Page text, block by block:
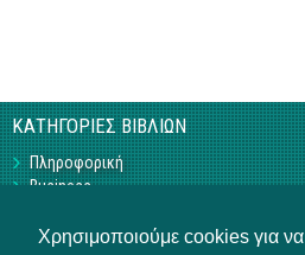
Χρησιμοποιούμε cookies για να
ΚΑΤΗΓΟΡΙΕΣ ΒΙΒΛΙΩΝ
Πληροφορική
Business
Γεωπονικά